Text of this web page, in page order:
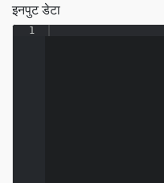
इनपुट डेटा
1